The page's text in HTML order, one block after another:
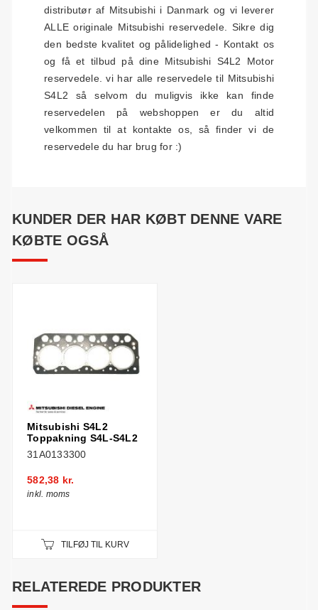
distributør af Mitsubishi i Danmark og vi leverer
ALLE originale Mitsubishi reservedele. Sikre dig
den bedste kvalitet og pålidelighed - Kontakt os
og få et tilbud på dine Mitsubishi S4L2 Motor
reservedele. vi har alle reservedele til Mitsubishi
S4L2 så selvom du muligvis ikke kan finde
reservedelen på webshoppen er du altid
velkommen til at kontakte os, så finder vi de
reservedele du har brug for :)
KUNDER DER HAR KØBT DENNE VARE
KØBTE OGSÅ
Mitsubishi S4L2
Toppakning S4L-S4L2
31A0133300
582,38 kr.
inkl. moms
TILFØJ TIL KURV
RELATEREDE PRODUKTER